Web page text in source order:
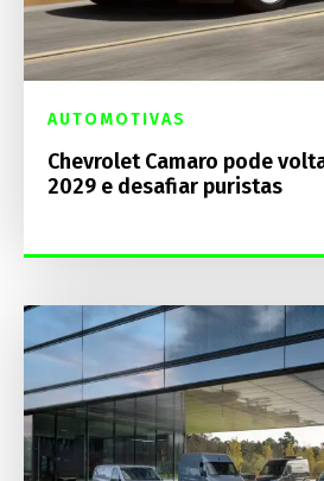
AUTOMOTIVAS
Chevrolet Camaro pode
2029 e desafiar puristas